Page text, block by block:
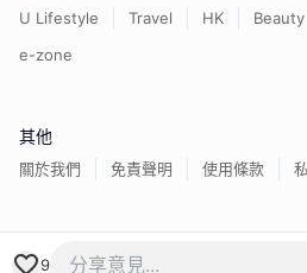
9
U Lifestyle Travel HK Beauty
e-zone
其他
關於我們 免責聲明 使用條款
香港經濟日報版權所有©